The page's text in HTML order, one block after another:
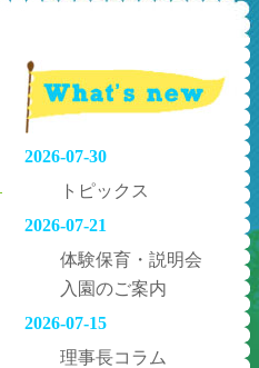
2026-07-30
トピックス
2026-07-21
体験保育・説明会
入園のご案内
2026-07-15
理事長コラム